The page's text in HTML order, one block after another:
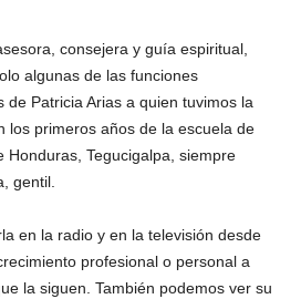
consejera y guía espiritual,
algunas de las funciones
de Patricia Arias a quien tuvimos la
los primeros años de la escuela de
Honduras, Tegucigalpa, siempre
gentil.
en la radio y en la televisión desde
profesional o personal a
la siguen. También podemos ver su